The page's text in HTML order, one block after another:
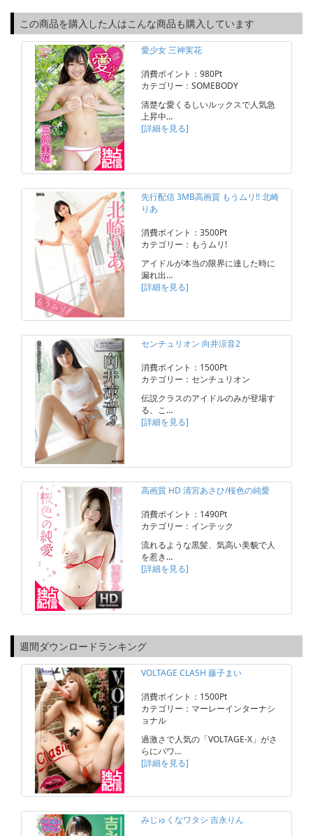
この商品を購入した人はこんな商品も購入しています
愛少女 三神実花
消費ポイント：980Pt
カテゴリー：SOMEBODY
清楚な愛くるしいルックスで人気急
上昇中…
[詳細を見る]
先行配信 3MB高画質 もうムリ!! 北崎
りあ
消費ポイント：3500Pt
カテゴリー：もうムリ!
アイドルが本当の限界に達した時に
漏れ出…
[詳細を見る]
センチュリオン 向井涼音2
消費ポイント：1500Pt
カテゴリー：センチュリオン
伝説クラスのアイドルのみが登場す
る、こ…
[詳細を見る]
高画質 HD 清宮あさひ/桜色の純愛
消費ポイント：1490Pt
カテゴリー：インテック
流れるような黒髪、気高い美貌で人
を惹き…
[詳細を見る]
週間ダウンロードランキング
VOLTAGE CLASH 藤子まい
消費ポイント：1500Pt
カテゴリー：マーレーインターナシ
ョナル
過激さで人気の「VOLTAGE-X」がさ
らにパワ…
[詳細を見る]
みじゅくなワタシ 吉永りん